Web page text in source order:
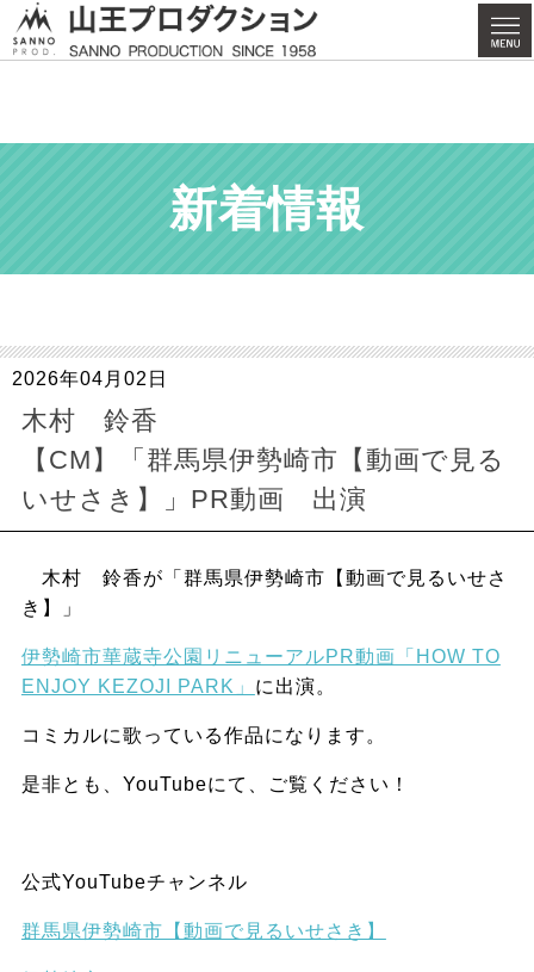
新着情報
2026年04月02日
木村 鈴香
【CM】「群馬県伊勢崎市【動画で見る
いせさき】」PR動画 出演
木村 鈴香が「群馬県伊勢崎市【動画で見るいせさ
き】」
伊勢崎市華蔵寺公園リニューアルPR動画「HOW TO
ENJOY KEZOJI PARK」 に 出演。
コミカルに歌っている作品になります。
是非とも、YouTubeにて、ご覧ください！
公式YouTubeチャンネル
群馬県伊勢崎市【動画で見るいせさき】